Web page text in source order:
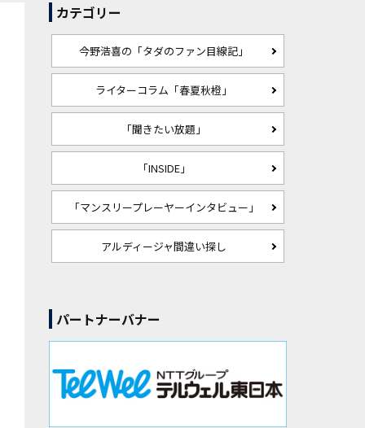
カテゴリー
今野浩喜の「タダのファン目線記」
ライターコラム「春夏秋橙」
「聞きたい放題」
「INSIDE」
「マンスリープレーヤーインタビュー」
アルディージャ間違い探し
パートナーバナー